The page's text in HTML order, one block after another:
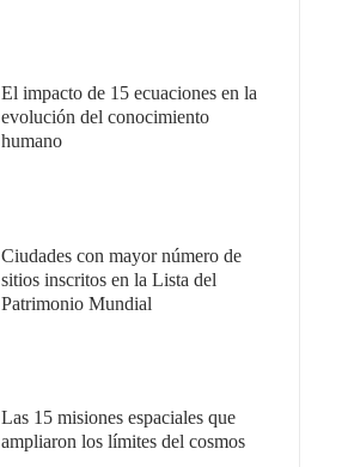
El impacto de 15 ecuaciones en la
evolución del conocimiento
humano
Ciudades con mayor número de
sitios inscritos en la Lista del
Patrimonio Mundial
Las 15 misiones espaciales que
ampliaron los límites del cosmos